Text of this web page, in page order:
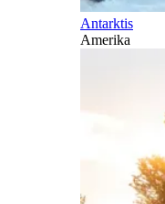
Antarktis
Amerika